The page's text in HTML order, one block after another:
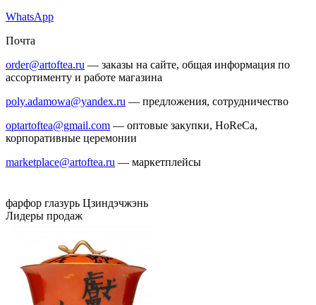
WhatsApp
Почта
order@artoftea.ru — заказы на сайте, общая информация по
ассортименту и работе магазина
poly.adamowa@yandex.ru — предложения, сотрудничество
optartoftea@gmail.com — оптовые закупки, HoReCa,
корпоративные церемонии
marketplace@artoftea.ru — маркетплейсы
фарфор глазурь Цзиндэчжэнь
Лидеры продаж